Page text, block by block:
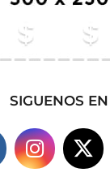
SIGUENOS EN